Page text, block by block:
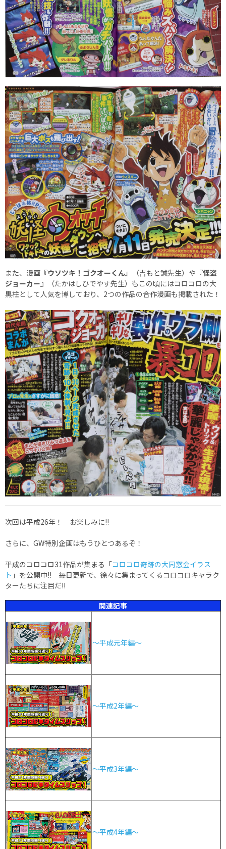
また、漫画 『ウソツキ！ゴクオーくん』 （吉もと誠先生）や 『怪盗
ジョーカー』
（たかはしひでやす先生）もこの頃にはコロコロの大
黒柱として人気を博しており、2つの作品の合作漫画も掲載された！
次回は平成26年！ お楽しみに!!
さらに、GW特別企画はもうひとつあるぞ！
平成のコロコロ31作品が集まる「コロコロ奇跡の大同窓会イラス
ト 」を公開中!! 毎日更新で、徐々に集まってくるコロコロキャラク
ターたちに注目だ!!
関連記事
～平成元年編～
～平成2年編～
～平成3年編～
～平成4年編～